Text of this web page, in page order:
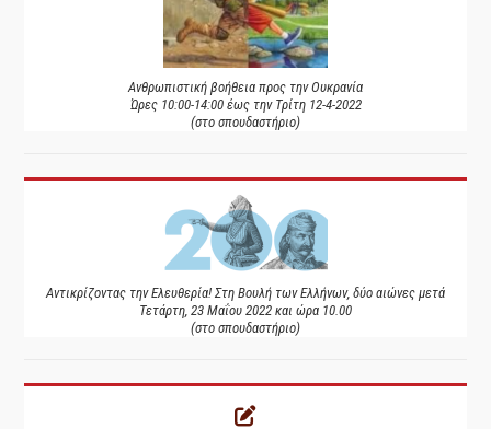
Ανθρωπιστική βοήθεια προς την Ουκρανία
Ώρες 10:00-14:00 έως την Τρίτη 12-4-2022
(στο σπουδαστήριο)
Αντικρίζοντας την Ελευθερία! Στη Βουλή των Ελλήνων, δύο αιώνες μετά
Τετάρτη, 23 Μαΐου 2022 και ώρα 10.00
(στο σπουδαστήριο)